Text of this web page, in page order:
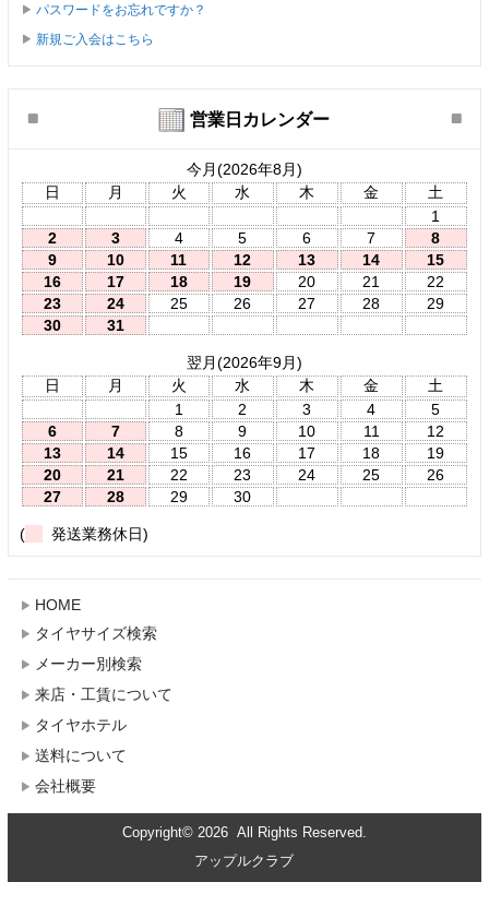
パスワードをお忘れですか？
新規ご入会はこちら
営業日カレンダー
今月(2026年8月)
日
月 火 水 木 金
土
1
2
3 4 5 6 7
8
9
10 11 12 13 14
15
16
17 18 19 20 21
22
23
24 25 26 27 28
29
30
31
翌月(2026年9月)
日
月 火 水 木 金
土
1
2 3 4
5
6
7 8 9 10 11
12
13
14 15 16 17 18
19
20
21 22 23 24 25
26
27
28 29 30
( 発送業務休日)
HOME
タイヤサイズ検索
メーカー別検索
来店・工賃について
タイヤホテル
送料について
会社概要
Copyright© 2026 All Rights Reserved.
アップルクラブ